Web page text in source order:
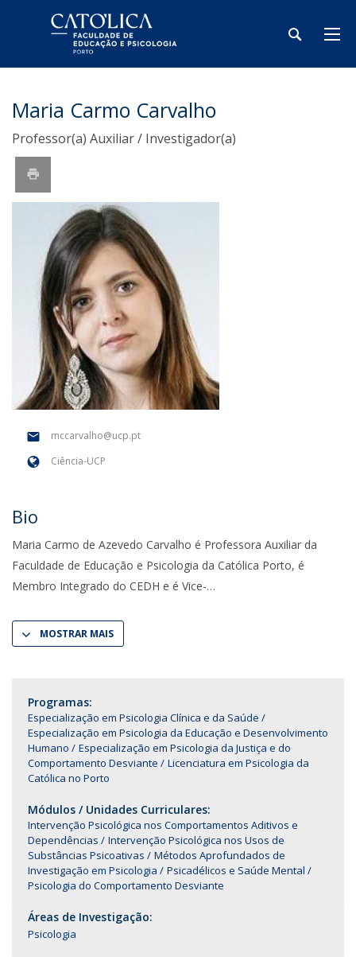
Maria Carmo Carvalho
Professor(a) Auxiliar / Investigador(a)
mccarvalho@ucp.pt
Ciência-UCP
Bio
Maria Carmo de Azevedo Carvalho é Professora Auxiliar da
Faculdade de Educação e Psicologia da Católica Porto, é
Membro Integrado do CEDH e é Vice-
MOSTRAR MAIS
Programas:
Especialização em Psicologia Clínica e da Saúde
Especialização em Psicologia da Educação e Desenvolvimento
Humano
Especialização em Psicologia da Justiça e do
Comportamento Desviante
Licenciatura em Psicologia da
Católica no Porto
Módulos / Unidades Curriculares:
Intervenção Psicológica nos Comportamentos Aditivos e
Dependências
Intervenção Psicológica nos Usos de
Substâncias Psicoativas
Métodos Aprofundados de
Investigação em Psicologia
Psicadélicos e Saúde Mental
Psicologia do Comportamento Desviante
Áreas de Investigação:
Psicologia